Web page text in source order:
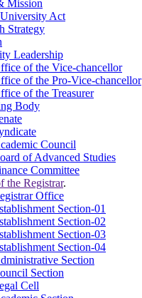
Mission
Act
Strategy
Leadership
of the Vice-chancellor
of the Pro-Vice-chancellor
of the Treasurer
Body
Council
of Advanced Studies
Committee
the Registrar.
Office
Section-01
Section-02
Section-03
Section-04
Section
Section
Cell